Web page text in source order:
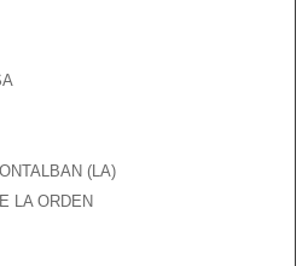
(LA)
LA ORDEN